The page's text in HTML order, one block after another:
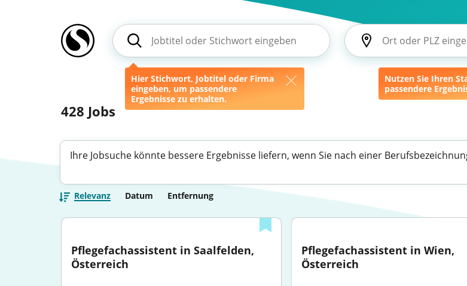
Hier Stichwort, Jobtitel oder Firma
eingeben, um passendere
Ergebnisse zu erhalten.
Nutzen Sie Ihren
passendere
428 Jobs
Ihre Jobsuche könnte bessere Ergebnisse liefern, wenn Sie nach einer
Relevanz Datum Entfernung
Pflegefachassistent in Saalfelden,
Österreich
Pflegefachassistent in Wien,
Österreich